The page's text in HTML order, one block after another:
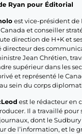
Ryan pour Éditorial
est vice-président de
et conseiller
direction de H+K et
directeur des
Jean Chrétien,
supérieur dans les
et représenté le
sein du corps
est le rédacteur en
Il a travaillé pour
dont le Sudbury
de l’information, et le